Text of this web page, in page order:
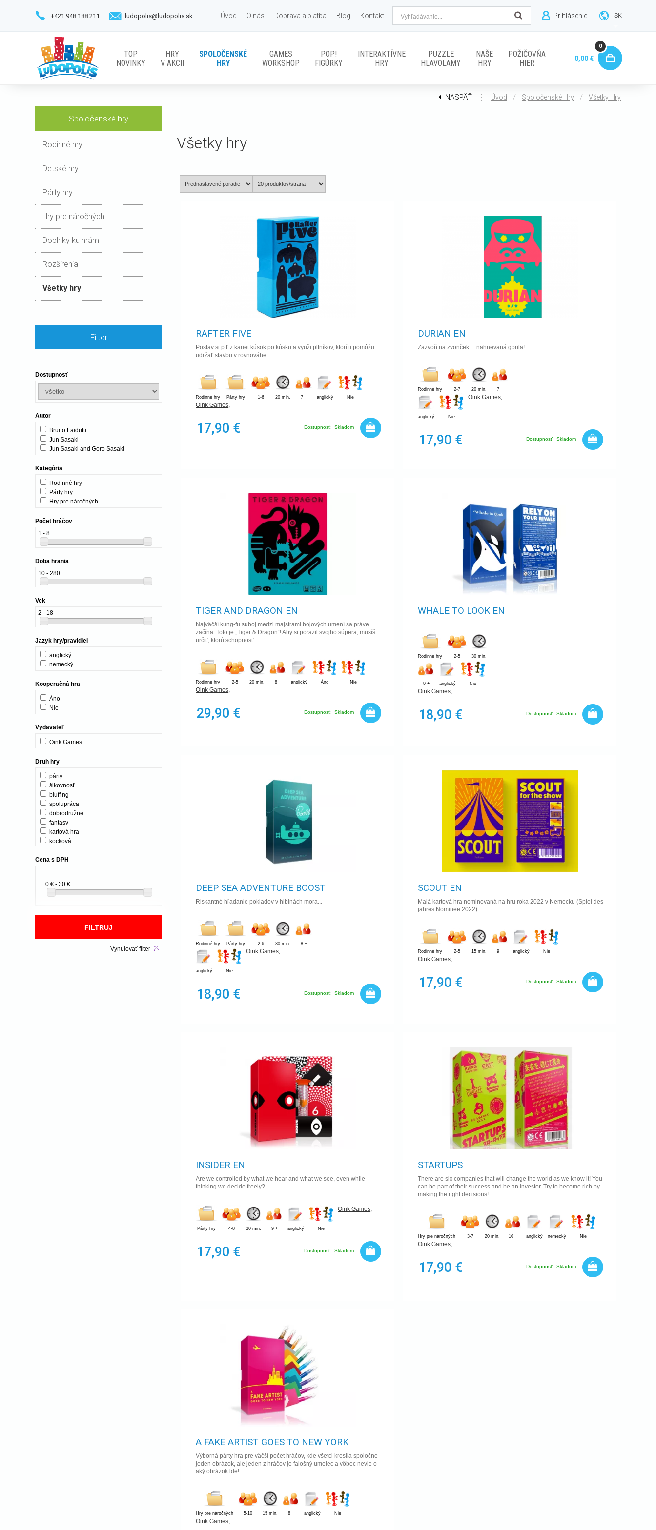
SK
Úvod O nás Doprava a platba Blog Kontakt
TOP
NOVINKY
HRY
V AKCII
SPOLOČENSKÉ
HRY
GAMES
WORKSHOP
POP!
FIGÚRKY
INTERAKTÍVNE
HRY
PUZZLE
HLAVOLAMY
NAŠE
HRY
POŽIČOVŇA
HIER
Prihlásenie
+421 948 188 211 ludopolis@ludopolis.sk
0,00 €
0
NASPÄŤ ⋮ Úvod / Spoločenské Hry / Všetky Hry
Všetky hry
RAFTER FIVE
Postav si plť z kariet kúsok po kúsku a využi pltníkov, ktorí ti pomôžu
udržať stavbu v rovnováhe.
Rodinné hry Párty hry 1-6 20 min. 7 + anglický Nie
Oink Games
17,90 € Dostupnosť: Skladom
DURIAN EN
Zazvoň na zvonček… nahnevaná gorila!
Rodinné hry 2-7 20 min. 7 +
anglický Nie
Oink Games
17,90 € Dostupnosť: Skladom
TIGER AND DRAGON EN
Najväčší kung-fu súboj medzi majstrami bojových umení sa práve
začína. Toto je „Tiger & Dragon“! Aby si porazil svojho súpera, musíš
určiť, ktorú schopnosť ...
Rodinné hry 2-5 20 min. 8 + anglický Áno Nie
Oink Games
29,90 € Dostupnosť: Skladom
WHALE TO LOOK EN
Rodinné hry 2-5 30 min.
9 + anglický Nie
Oink Games
18,90 € Dostupnosť: Skladom
DEEP SEA ADVENTURE BOOST
Riskantné hľadanie pokladov v hlbinách mora...
Rodinné hry Párty hry 2-6 30 min. 8 +
anglický Nie
Oink Games,
18,90 € Dostupnosť: Skladom
SCOUT EN
Malá kartová hra nominovaná na hru roka 2022 v Nemecku (Spiel des
jahres Nominee 2022)
Rodinné hry 2-5 15 min. 9 + anglický Nie
Oink Games,
17,90 € Dostupnosť: Skladom
INSIDER EN
Are we controlled by what we hear and what we see, even while
thinking we decide freely?
Párty hry 4-8 30 min. 9 + anglický Nie
Oink Games,
17,90 € Dostupnosť: Skladom
STARTUPS
There are six companies that will change the world as we know it! You
can be part of their success and be an investor. Try to become rich by
making the right decisions!
Hry pre náročných 3-7 20 min. 10 + anglický nemecký Nie
Oink Games,
17,90 € Dostupnosť: Skladom
A FAKE ARTIST GOES TO NEW YORK
Výborná párty hra pre väčší počet hráčov, kde všetci kreslia spoločne
jeden obrázok, ale jeden z hráčov je falošný umelec a vôbec nevie o
aký obrázok ide!
Hry pre náročných 5-10 15 min. 8 + anglický Nie
Oink Games,
Spoločenské hry
Rodinné hry
Detské hry
Párty hry
Hry pre náročných
Doplnky ku hrám
Rozšírenia
Všetky hry
Filter
Dostupnosť
Autor
Bruno Faidutti
Jun Sasaki
Jun Sasaki and Goro Sasaki
Kategória
Rodinné hry
Párty hry
Hry pre náročných
Počet hráčov
1 - 8
Doba hrania
10 - 280
Vek
2 - 18
Jazyk hry/pravidiel
anglický
nemecký
Kooperačná hra
Áno
Nie
Vydavateľ
Oink Games
Druh hry
párty
šikovnosť
bluffing
spolupráca
dobrodružné
fantasy
kartová hra
kocková
tímy
dedukcia
Hand management
Cena s DPH
0 € - 30 €
Vynulovať filter